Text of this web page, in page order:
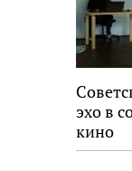
эхо в
кино